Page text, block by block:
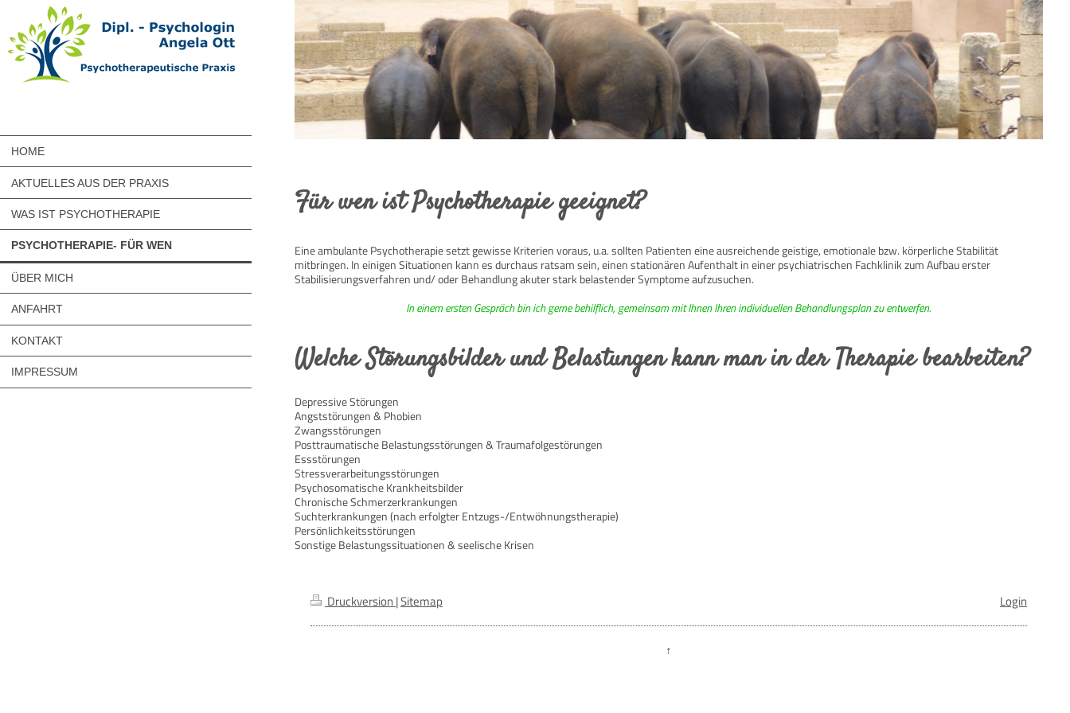
HOME
AKTUELLES AUS DER PRAXIS
WAS IST PSYCHOTHERAPIE
PSYCHOTHERAPIE- FÜR WEN
ÜBER MICH
ANFAHRT
KONTAKT
IMPRESSUM
Für wen ist Psychotherapie geeignet?
Eine ambulante Psychotherapie setzt gewisse Kriterien voraus, u.a. sollten Patienten eine ausreichende geistige, emotionale bzw. körperliche Stabilität
mitbringen. In einigen Situationen kann es durchaus ratsam sein, einen stationären Aufenthalt in einer psychiatrischen Fachklinik zum Aufbau erster
Stabilisierungsverfahren und/ oder Behandlung akuter stark belastender Symptome aufzusuchen.
In einem ersten Gespräch bin ich gerne behilflich, gemeinsam mit Ihnen Ihren individuellen Behandlungsplan zu entwerfen.
Welche Störungsbilder und Belastungen kann man in der Therapie bearbeiten?
Depressive Störungen
Angststörungen & Phobien
Zwangsstörungen
Posttraumatische Belastungsstörungen & Traumafolgestörungen
Essstörungen
Stressverarbeitungsstörungen
Psychosomatische Krankheitsbilder
Chronische Schmerzerkrankungen
Suchterkrankungen (nach erfolgter Entzugs-/Entwöhnungstherapie)
Persönlichkeitsstörungen
Sonstige Belastungssituationen & seelische Krisen
Druckversion |Sitemap Login
↑